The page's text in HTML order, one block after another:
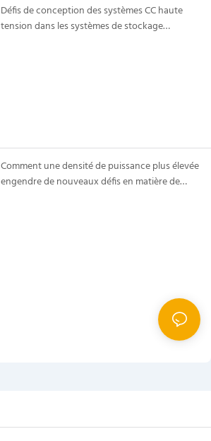
Défis de conception des systèmes CC haute
tension dans les systèmes de stockage
Comment une densité de puissance plus élevée
engendre de nouveaux défis en matière de